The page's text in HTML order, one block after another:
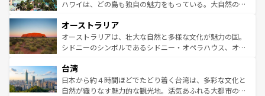
西部には大自然が広がり、グランドキャニオンやイエロー
部のニューオーリンズでは、音楽と美食が融合した独特の
文化が魅力。旅行者はアメリカの各地域で異なる魅力を楽
しみながら、その多様性と豊かな歴史を感じることができ
ならではの贅沢な旅のスタイルだ。 なお、新着のアメリカ
情報はコンテンツ一覧を参照してほしい。
ハワイは、どの島も独自の魅力をもっている。大自然の神
ワイ島は見逃せない。また、定番の観光地といえばオアフ
島だが、静かな自然を求めるならマウイ島やカウアイ島が
おすすめ。エメラルドグリーンに輝く海をはじめ、豊かな
れるおもてなしの心で訪れる人々を迎えてくれるハワイの
人々、おいしいローカルフードやハワイアンミュージッ
ク、伝統的なフラダンスなど、すべてがハワイの魅力を彩
オーストラリア
オーストラリアは、壮大な自然と多様な文化が魅力の国。
シドニーのシンボルであるシドニー・オペラハウス、オー
リアリーフや大陸中央部にそびえるウルル（エアーズロッ
ク）、タスマニアの美しい原生林やケアンズの熱帯雨林な
ど、見どころがたくさん。また、カフェやワイン、オージ
台湾
日本から約４時間ほどでたどり着く台湾は、多彩な文化と
自然が織りなす魅力的な観光地。活気あふれる大都市の台